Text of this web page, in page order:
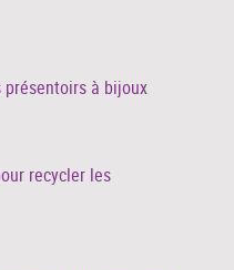
à bijoux
recycler les